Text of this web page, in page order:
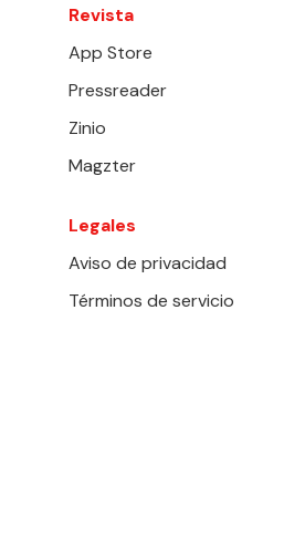
Revista
App Store
Pressreader
Zinio
Magzter
Legales
Aviso de privacidad
Términos de servicio